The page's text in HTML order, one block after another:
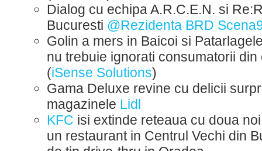
Dialog cu echipa A.R.C.E.N. si
Bucuresti @Rezidenta BRD
Golin a mers in Baicoi si
nu trebuie ignorati consumatorii
(iSense Solutions)
Gama Deluxe revine cu delicii
magazinele Lidl
KFC isi extinde reteaua cu doua
un restaurant in Centrul Vechi din